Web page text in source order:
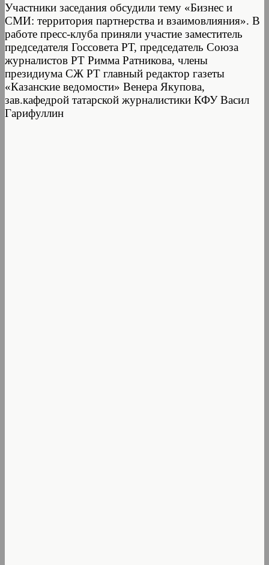
Участники заседания обсудили тему «Бизнес и
СМИ: территория партнерства и взаимовлияния». В
работе пресс-клуба приняли участие заместитель
председателя Госсовета РТ, председатель Союза
журналистов РТ Римма Ратникова, члены
президиума СЖ РТ главный редактор газеты
«Казанские ведомости» Венера Якупова,
зав.кафедрой татарской журналистики КФУ Васил
Гарифуллин